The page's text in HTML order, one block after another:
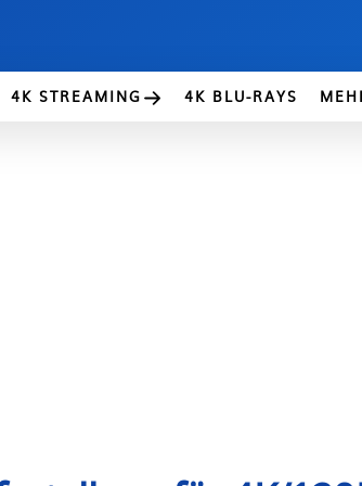
4K STREAMING 4K BLU-RAYS